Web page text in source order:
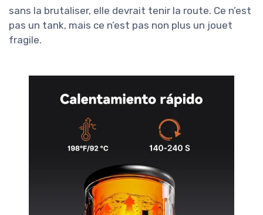
sans la brutaliser, elle devrait tenir la route. Ce n’est
pas un tank, mais ce n’est pas non plus un jouet
fragile.